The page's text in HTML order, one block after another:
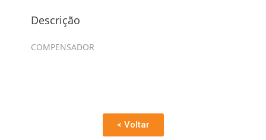
Descrição
COMPENSADOR
< Voltar